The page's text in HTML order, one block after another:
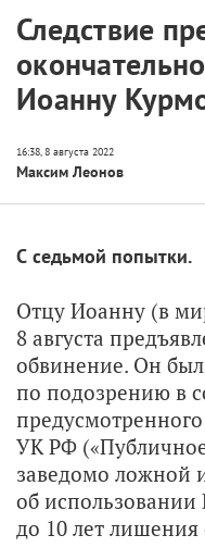
Следствие
Иоанну
Максим Леонов
С седьмой попытки.
Отцу Иоанну (в
8 августа
обвинение. Он
по подозрению в
УК РФ
заведомо ложной
об
до 10 лет лишения